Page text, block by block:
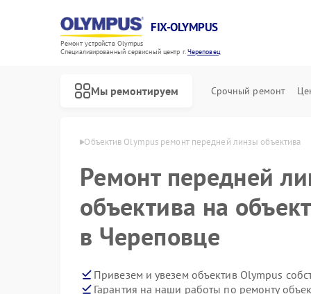
FIX-OLYMPUS
Ремонт устройств Olympus
Специализированный cервисный центр г.Череповец
Мы ремонтируем Срочный ремонт
в Череповце Объектив Olympus ремонт передней линзы объектива
Ремонт передней
объектива на
в Череповце
Привезем и увезем объектив Olympus
Гарантия на наши работы по ремонту